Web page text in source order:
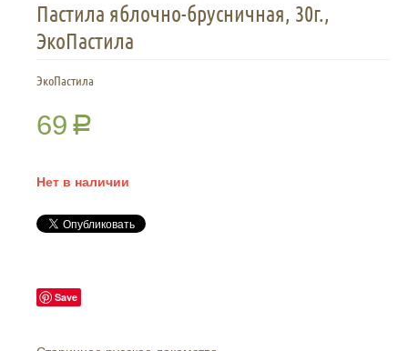
Пастила яблочно-брусничная, 30г.,
ЭкоПастила
ЭкоПастила
69 Р
Нет в наличии
Save